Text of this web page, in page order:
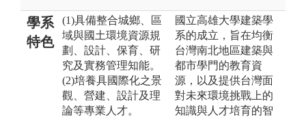
學系
特色
(1)具備整合城鄉、區
域與國土環境資源規
劃、設計、保育、研
究及實務管理知能。
(2)培養具國際化之景
觀、營建、設計及理
論等專業人才。
國立高雄大學建築學
系的成立，旨在均衡
台灣南北地區建築與
都市學門的教育資
源，以及提供台灣面
對未來環境挑戰上的
知識與人才培育的智